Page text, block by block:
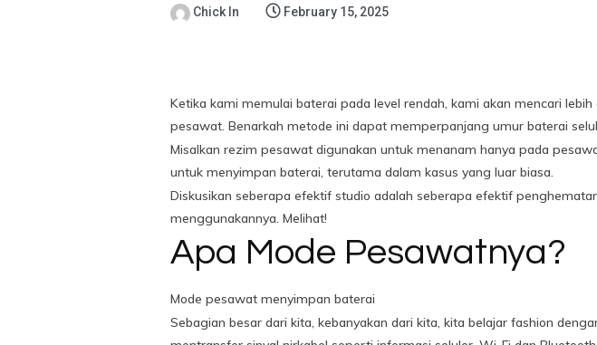
Chick In February 15, 2025
Ketika kami memulai baterai pada level rendah, kami akan mencari
pesawat. Benarkah metode ini dapat memperpanjang umur baterai
Misalkan rezim pesawat digunakan untuk menanam hanya pada
untuk menyimpan baterai, terutama dalam kasus yang luar biasa.
Diskusikan seberapa efektif studio adalah seberapa efektif
menggunakannya. Melihat!
Apa Mode Pesawatnya?
Mode pesawat menyimpan baterai
Sebagian besar dari kita, kebanyakan dari kita, kita belajar fashion